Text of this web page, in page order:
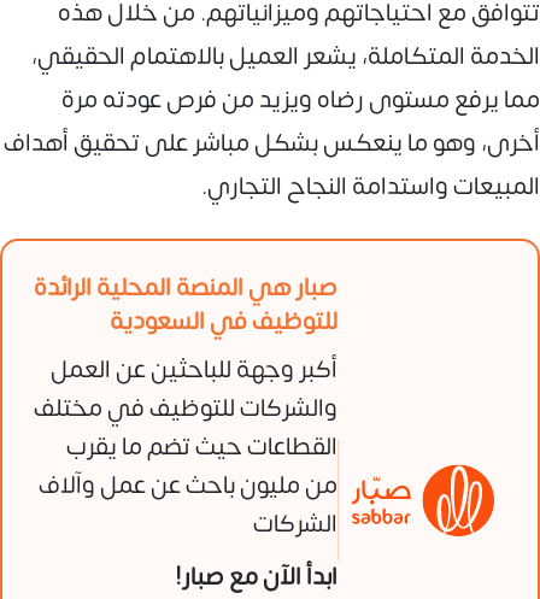
تتوافق مع احتياجاتهم وميزانياتهم. من خلال هذه
الخدمة المتكاملة، يشعر العميل بالاهتمام الحقيقي،
مما يرفع مستوى رضاه ويزيد من فرص عودته مرة
أخرى، وهو ما ينعكس بشكل مباشر على تحقيق أهداف
المبيعات واستدامة النجاح التجاري.
صبار هي المنصة المحلية الرائدة
للتوظيف في السعودية
أكبر وجهة للباحثين عن العمل
والشركات للتوظيف في مختلف
القطاعات حيث تضم ما يقرب
من مليون باحث عن عمل وآلاف
الشركات
ابدأ الآن مع صبار!